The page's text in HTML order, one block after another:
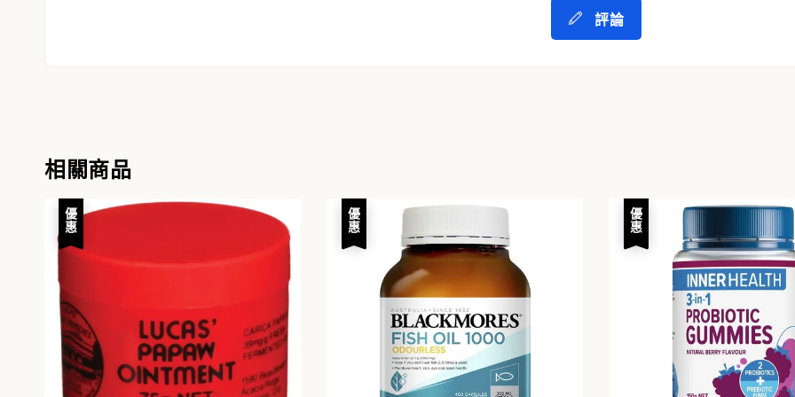
評論
相關商品
優惠 優惠 優惠